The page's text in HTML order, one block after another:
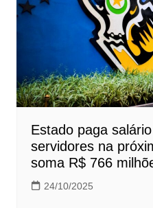
Estado paga
servidores na
soma R$ 766
24/10/2025